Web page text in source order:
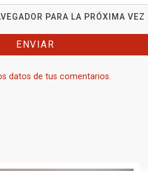
PARA LA PRÓXIMA VEZ
datos de tus comentarios.